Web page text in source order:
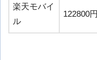
楽天モバイ
ル
122800円